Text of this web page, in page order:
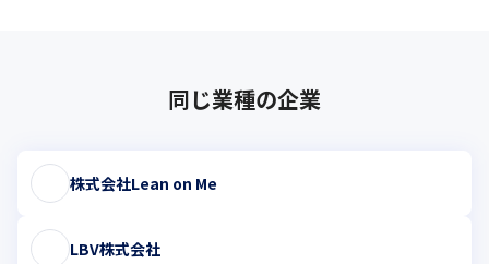
同じ業種の企業
株式会社Lean on Me
LBV株式会社